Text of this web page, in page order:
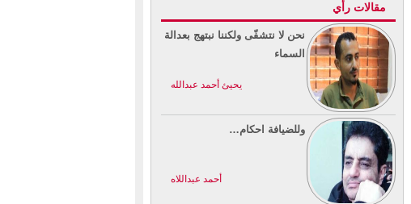
مقالات رأي
نحن لا نتشفّى ولكننا نبتهج بعدالة
السماء
يحيئ أحمد عبدالله
وللضيافة احكام…
أحمد عبداللاه